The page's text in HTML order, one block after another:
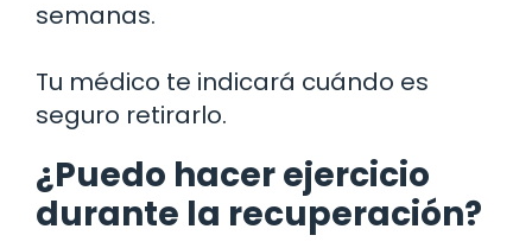
semanas.
Tu médico te indicará cuándo es
seguro retirarlo.
¿Puedo hacer ejercicio
durante la recuperación?